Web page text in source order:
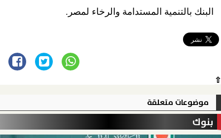
البنك بالتنمية المستدامة والرخاء لمصر.
⇧
موضوعات متعلقة
بنوك